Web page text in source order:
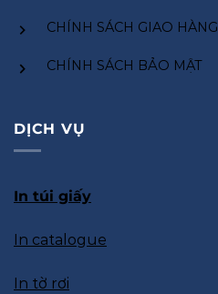
CHÍNH SÁCH GIAO HÀNG
CHÍNH SÁCH BẢO MẬT
DỊCH VỤ
In túi giấy
In catalogue
In tờ rơi